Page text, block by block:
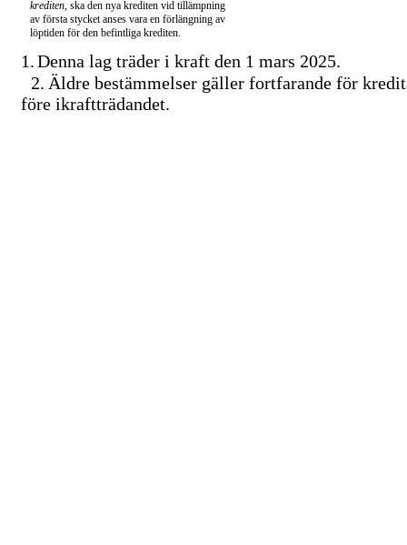
krediten, ska den nya krediten vid tillämpning
av första stycket anses vara en förlängning av
löptiden för den befintliga krediten.
1.Denna lag träder i kraft den 1 mars 2025.
2. Äldre bestämmelser gäller fortfarande för
före ikraftträdandet.